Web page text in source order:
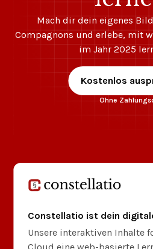
Mach dir dein eigenes
Compagnons und erlebe, mit
im Jahr 2025
Kostenlos
Ohne
Constellatio ist dein
Unsere interaktiven Inhalte